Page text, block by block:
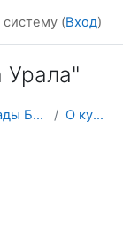
(Вход)
Олимпиады БГМУ О курсе